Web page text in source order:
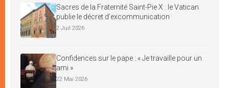
Sacres de la Fraternité Saint-Pie X : le Vatican
publie le décret d’excommunication
2 Juil 2026
Confidences sur le pape : « Je travaille pour un
ami »
22 Mai 2026